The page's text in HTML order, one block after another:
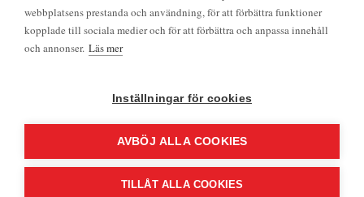
Lunchstängt 12.00–13.00.
Mejl:namnden@medieombudsmannen.se
webbplatsens prestanda och användning, för att förbättra funktioner
kopplade till sociala medier och för att förbättra och anpassa innehåll
och annonser. Läs mer
Inställningar för cookies
AVBÖJ ALLA COOKIES
TILLÅT ALLA COOKIES